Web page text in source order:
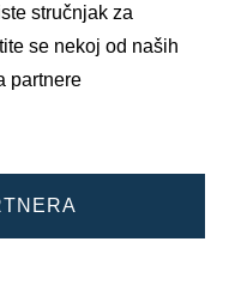
stručnjak za
se nekoj od naših
partnere